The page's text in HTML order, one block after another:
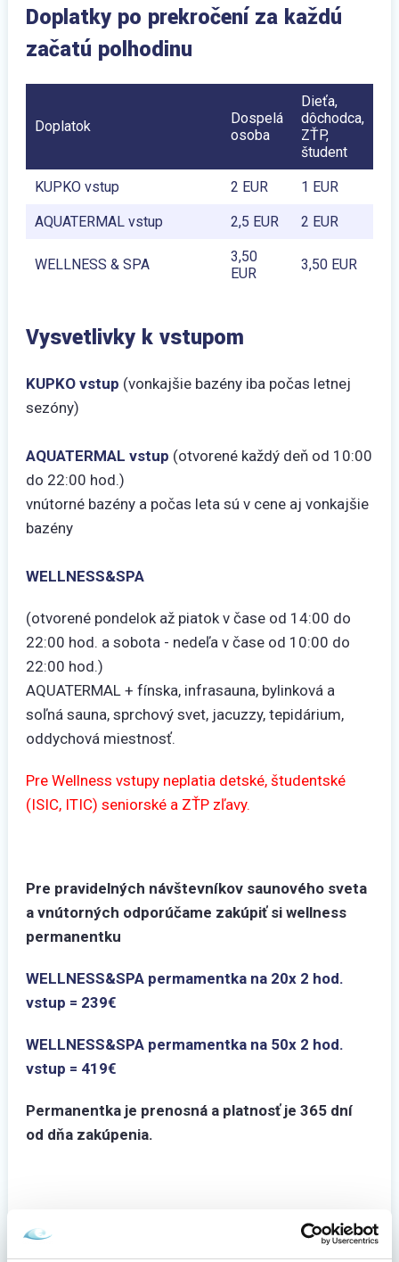
Doplatky po prekročení za každú
začatú polhodinu
Doplatok
Dospelá
osoba
Dieťa,
dôchodca,
ZŤP,
študent
KUPKO vstup 2 EUR 1 EUR
AQUATERMAL vstup 2,5 EUR 2 EUR
WELLNESS & SPA
3,50
EUR
3,50 EUR
Vysvetlivky k vstupom
KUPKO vstup (vonkajšie bazény iba počas letnej
sezóny)
AQUATERMAL vstup (otvorené každý deň od 10:00
do 22:00 hod.)
vnútorné bazény a počas leta sú v cene aj vonkajšie
bazény
WELLNESS&SPA
(otvorené pondelok až piatok v čase od 14:00 do
22:00 hod. a sobota - nedeľa v čase od 10:00 do
22:00 hod.)
AQUATERMAL + fínska, infrasauna, bylinková a
soľná sauna, sprchový svet, jacuzzy, tepidárium,
oddychová miestnosť.
Pre Wellness vstupy neplatia detské, študentské
(ISIC, ITIC) seniorské a ZŤP zľavy.
Pre pravidelných návštevníkov saunového sveta
a vnútorných odporúčame zakúpiť si wellness
permanentku
WELLNESS&SPA permamentka na 20x 2 hod.
vstup = 239€
WELLNESS&SPA permamentka na 50x 2 hod.
vstup = 419€
Permanentka je prenosná a platnosť je 365 dní
od dňa zakúpenia.
Zdieľajte tento článok s priateľmi